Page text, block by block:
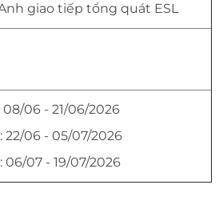
giao tiếp tổng quát ESL
08/06 - 21/06/2026
22/06 - 05/07/2026
06/07 - 19/07/2026